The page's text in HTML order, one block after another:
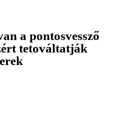
a pontosvessző
tetováltatják